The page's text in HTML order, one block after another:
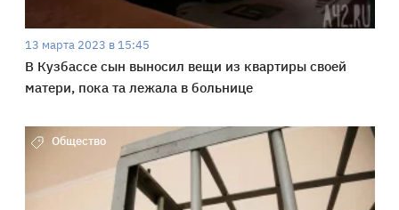
13 марта 2023 в 15:45
В Кузбассе сын выносил вещи из квартиры своей
матери, пока та лежала в больнице
Общество